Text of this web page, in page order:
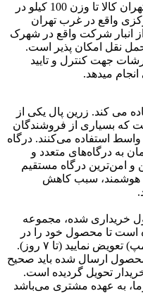
جهت کاهش هزینه ها برای مشتریان تهران کالا تا وزن 100 کیلو در
واقع در غرب تهران
از وزن 100 تا 10000 کیلو از انبار شرکت واقع در شهرک
نقل امکان پذیر است.
جهت کنترل و تایید
میدهد.
می کند. زرین پال یکی از
که بسیاری از فروشندگان
استفاده می‌کنند. درگاه
به درگاه‌های متعدد و
و امن‌ترین درگاه مستقیم
هوشمند، سبب کاهش
خریداری شده، مجموعه
است تا محصول خود را در
صورت خارج ننمودن از بسته‌بندی (پلمپ) تعویض نمایید (تا ۷ روز).
محصول ارسال شده باید صحیح
تحویل گردیده است.
به عهده مشتری می‌باشد